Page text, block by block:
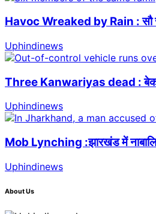
Havoc Wreaked by Rain : सौ
Uphindinews
Three Kanwariyas dead : बेकाबू
Uphindinews
Mob Lynching :झारखंड में
Uphindinews
About Us